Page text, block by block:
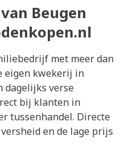
Beugen
met meer dan
eigen kwekerij in
dagelijks verse
bij klanten in
tussenhandel. Directe
en de lage prijs